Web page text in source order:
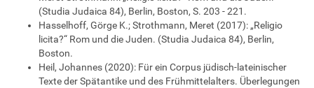
(Studia Judaica 84), Berlin, Boston, S. 203 - 221.
Hasselhoff, Görge K.; Strothmann, Meret (2017): „Religio
licita?“ Rom und die Juden. (Studia Judaica 84), Berlin,
Boston.
Heil, Johannes (2020): Für ein Corpus jüdisch-lateinischer
Texte der Spätantike und des Frühmittelalters. Überlegungen